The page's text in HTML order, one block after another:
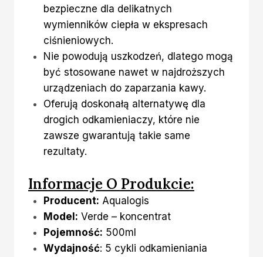
bezpieczne dla delikatnych
wymienników ciepła w ekspresach
ciśnieniowych.
Nie powodują uszkodzeń, dlatego mogą
być stosowane nawet w najdroższych
urządzeniach do zaparzania kawy.
Oferują doskonałą alternatywę dla
drogich odkamieniaczy, które nie
zawsze gwarantują takie same
rezultaty.
Informacje O Produkcie:
Producent: Aqualogis
Model: Verde – koncentrat
Pojemność: 500ml
Wydajność: 5 cykli odkamieniania